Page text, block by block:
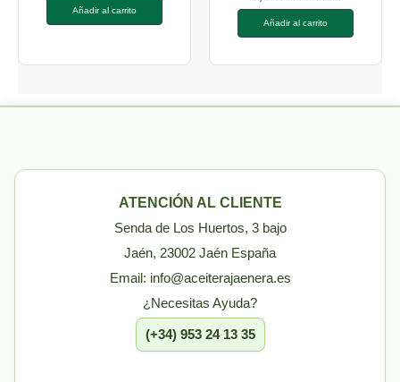
Añadir al carrito
Añadir al carrito
ATENCIÓN AL CLIENTE
Senda de Los Huertos, 3 bajo
Jaén, 23002 Jaén España
Email: info@aceiterajaenera.es
¿Necesitas Ayuda?
(+34) 953 24 13 35